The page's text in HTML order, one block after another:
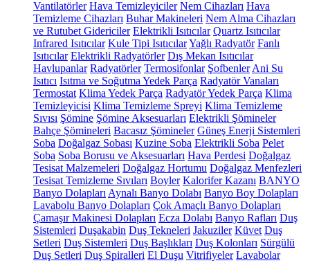
Vantilatörler Hava Temizleyiciler Nem Cihazları Hava
Temizleme Cihazları Buhar Makineleri Nem Alma Cihazları
ve Rutubet Gidericiler Elektrikli Isıtıcılar Quartz Isıtıcılar
Infrared Isıtıcılar Kule Tipi IsıtıcılarYağlı Radyatör Fanlı
Isıtıcılar Elektrikli Radyatörler Dış Mekan Isıtıcılar
Havlupanlar Radyatörler Termosifonlar Şofbenler Ani Su
Isıtıcı Isıtma ve Soğutma Yedek Parça Radyatör Vanaları
Termostat Klima Yedek Parça Radyatör Yedek Parça Klima
Temizleyicisi Klima Temizleme Spreyi Klima Temizleme
Sıvısı Şömine Şömine Aksesuarları Elektrikli Şömineler
Bahçe Şömineleri Bacasız Şömineler Güneş Enerji Sistemleri
Soba Doğalgaz Sobası Kuzine Soba Elektrikli Soba Pelet
Soba Soba Borusu ve Aksesuarları Hava Perdesi Doğalgaz
Tesisat Malzemeleri Doğalgaz Hortumu Doğalgaz Menfezleri
Tesisat Temizleme Sıvıları Boyler Kalorifer Kazanı BANYO
Banyo Dolapları Aynalı Banyo Dolabı Banyo Boy Dolapları
Lavabolu Banyo Dolapları Çok Amaçlı Banyo Dolapları
Çamaşır Makinesi Dolapları Ecza Dolabı Banyo Rafları Duş
Sistemleri Duşakabin Duş Tekneleri Jakuziler Küvet Duş
Setleri Duş Sistemleri Duş Başlıkları Duş Kolonları Sürgülü
Duş Setleri Duş Spiralleri El Duşu Vitrifiyeler Lavabolar